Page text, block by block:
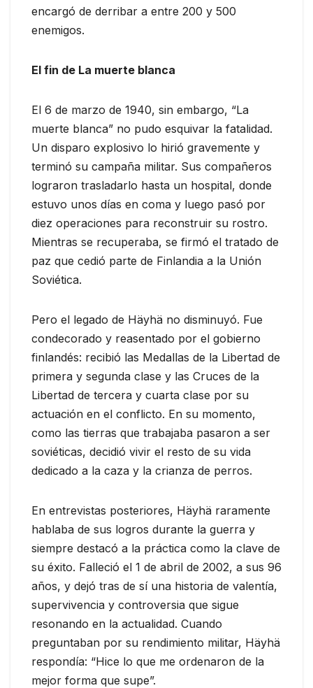
encargó de derribar a entre 200 y 500
enemigos.
El fin de La muerte blanca
El 6 de marzo de 1940, sin embargo, “La
muerte blanca” no pudo esquivar la fatalidad.
Un disparo explosivo lo hirió gravemente y
terminó su campaña militar. Sus compañeros
lograron trasladarlo hasta un hospital, donde
estuvo unos días en coma y luego pasó por
diez operaciones para reconstruir su rostro.
Mientras se recuperaba, se firmó el tratado de
paz que cedió parte de Finlandia a la Unión
Soviética.
Pero el legado de Häyhä no disminuyó. Fue
condecorado y reasentado por el gobierno
finlandés: recibió las Medallas de la Libertad de
primera y segunda clase y las Cruces de la
Libertad de tercera y cuarta clase por su
actuación en el conflicto. En su momento,
como las tierras que trabajaba pasaron a ser
soviéticas, decidió vivir el resto de su vida
dedicado a la caza y la crianza de perros.
En entrevistas posteriores, Häyhä raramente
hablaba de sus logros durante la guerra y
siempre destacó a la práctica como la clave de
su éxito. Falleció el 1 de abril de 2002, a sus 96
años, y dejó tras de sí una historia de valentía,
supervivencia y controversia que sigue
resonando en la actualidad. Cuando
preguntaban por su rendimiento militar, Häyhä
respondía: “Hice lo que me ordenaron de la
mejor forma que supe”.